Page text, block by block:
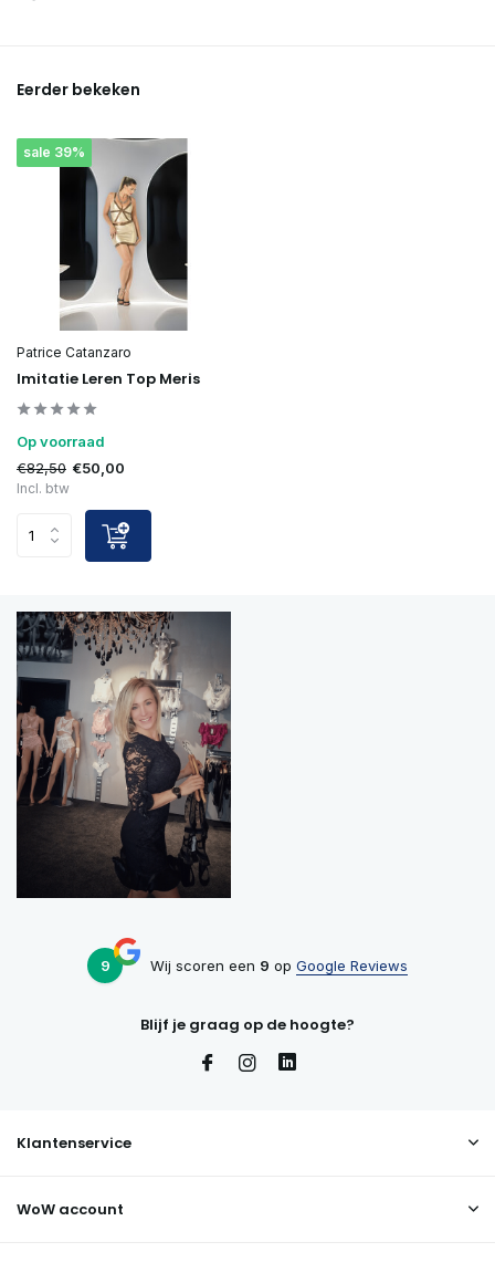
Eerder bekeken
sale 39%
Patrice Catanzaro
Imitatie Leren Top Meris
Op voorraad
€82,50 €50,00
Incl. btw
9 Wij scoren een 9 op Google Reviews
Blijf je graag op de hoogte?
Klantenservice
WoW account